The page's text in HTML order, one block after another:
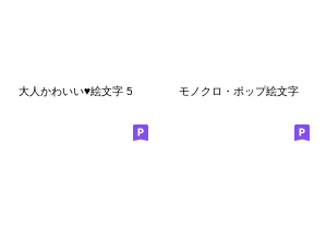
大人かわいい♥絵文字 5 モノクロ・ポップ絵文字